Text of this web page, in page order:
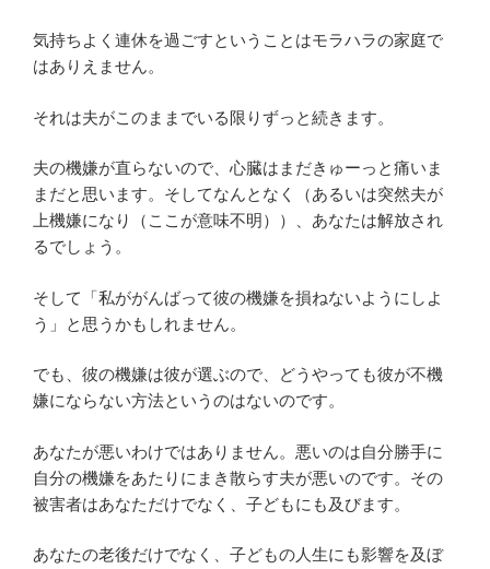
気持ちよく連休を過ごすということはモラハラの家庭で
はありえません。
それは夫がこのままでいる限りずっと続きます。
夫の機嫌が直らないので、心臓はまだきゅーっと痛いま
まだと思います。そしてなんとなく（あるいは突然夫が
上機嫌になり（ここが意味不明））、あなたは解放され
るでしょう。
そして「私ががんばって彼の機嫌を損ねないようにしよ
う」と思うかもしれません。
でも、彼の機嫌は彼が選ぶので、どうやっても彼が不機
嫌にならない方法というのはないのです。
あなたが悪いわけではありません。悪いのは自分勝手に
自分の機嫌をあたりにまき散らす夫が悪いのです。その
被害者はあなただけでなく、子どもにも及びます。
あなたの老後だけでなく、子どもの人生にも影響を及ぼ